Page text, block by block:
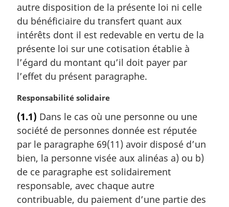
autre disposition de la présente loi ni celle
du bénéficiaire du transfert quant aux
intérêts dont il est redevable en vertu de la
présente loi sur une cotisation établie à
l’égard du montant qu’il doit payer par
l’effet du présent paragraphe.
N
t
e
m
a
g
i
n
Responsabilité solidaire
(1.1) Dans le cas où une personne ou une
société de personnes donnée est réputée
par le paragraphe 69(11) avoir disposé d’un
bien, la personne visée aux alinéas a) ou b)
de ce paragraphe est solidairement
responsable, avec chaque autre
contribuable, du paiement d’une partie des